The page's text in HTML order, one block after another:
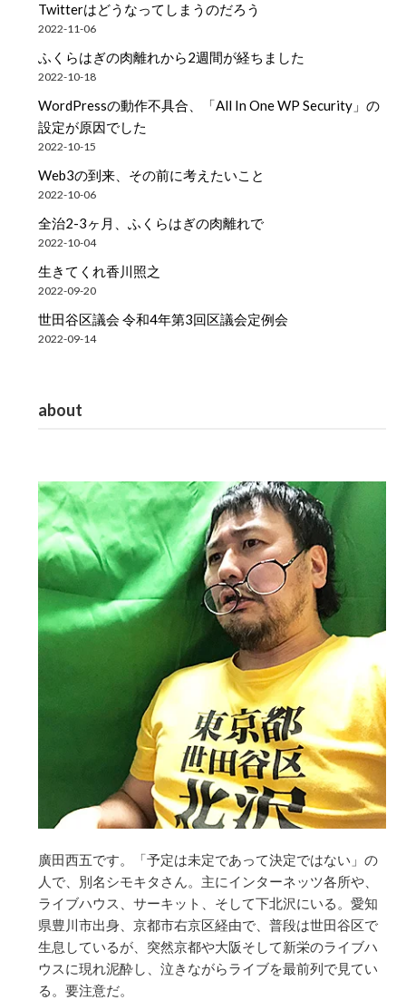
Twitterはどうなってしまうのだろう
2022-11-06
ふくらはぎの肉離れから2週間が経ちました
2022-10-18
WordPressの動作不具合、「All In One WP Security」の
設定が原因でした
2022-10-15
Web3の到来、その前に考えたいこと
2022-10-06
全治2-3ヶ月、ふくらはぎの肉離れで
2022-10-04
生きてくれ香川照之
2022-09-20
世田谷区議会 令和4年第3回区議会定例会
2022-09-14
about
廣田西五です。「予定は未定であって決定ではない」の
人で、別名シモキタさん。主にインターネッツ各所や、
ライブハウス、サーキット、そして下北沢にいる。愛知
県豊川市出身、京都市右京区経由で、普段は世田谷区で
生息しているが、突然京都や大阪そして新栄のライブハ
ウスに現れ泥酔し、泣きながらライブを最前列で見てい
る。要注意だ。